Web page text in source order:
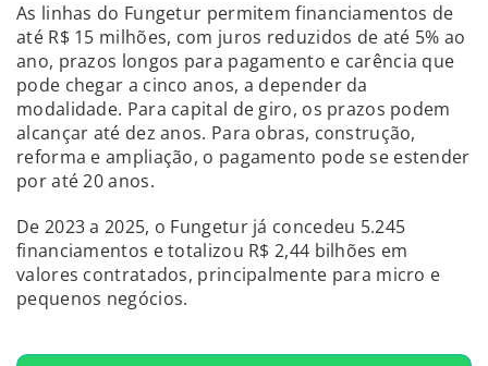
As linhas do Fungetur permitem financiamentos de
até R$ 15 milhões, com juros reduzidos de até 5% ao
ano, prazos longos para pagamento e carência que
pode chegar a cinco anos, a depender da
modalidade. Para capital de giro, os prazos podem
alcançar até dez anos. Para obras, construção,
reforma e ampliação, o pagamento pode se estender
por até 20 anos.
De 2023 a 2025, o Fungetur já concedeu 5.245
financiamentos e totalizou R$ 2,44 bilhões em
valores contratados, principalmente para micro e
pequenos negócios.